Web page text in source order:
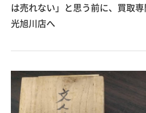
は売れない」と思う前に、買取
光旭川店へ